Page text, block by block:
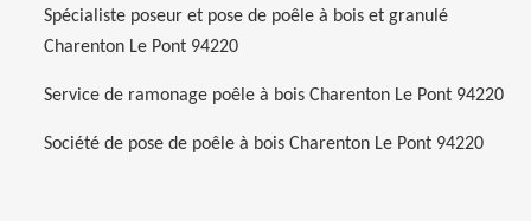
Spécialiste poseur et pose de poêle à bois et granulé
Charenton Le Pont 94220
Service de ramonage poêle à bois Charenton Le Pont 94220
Société de pose de poêle à bois Charenton Le Pont 94220